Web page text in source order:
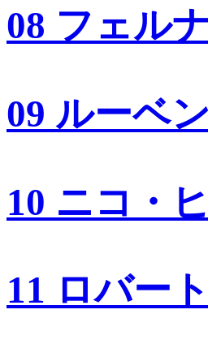
08 フェル
09 ルーベ
10 ニコ・
11 ロバー